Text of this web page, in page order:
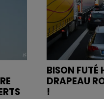
BISON FUTÉ
DRAPEAU
!